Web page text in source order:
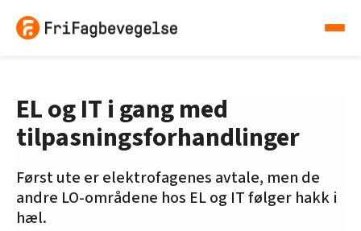
EL og IT i gang med
tilpasningsforhandlinger
Først ute er elektrofagenes avtale, men de
andre LO-områdene hos EL og IT følger hakk i
hæl.